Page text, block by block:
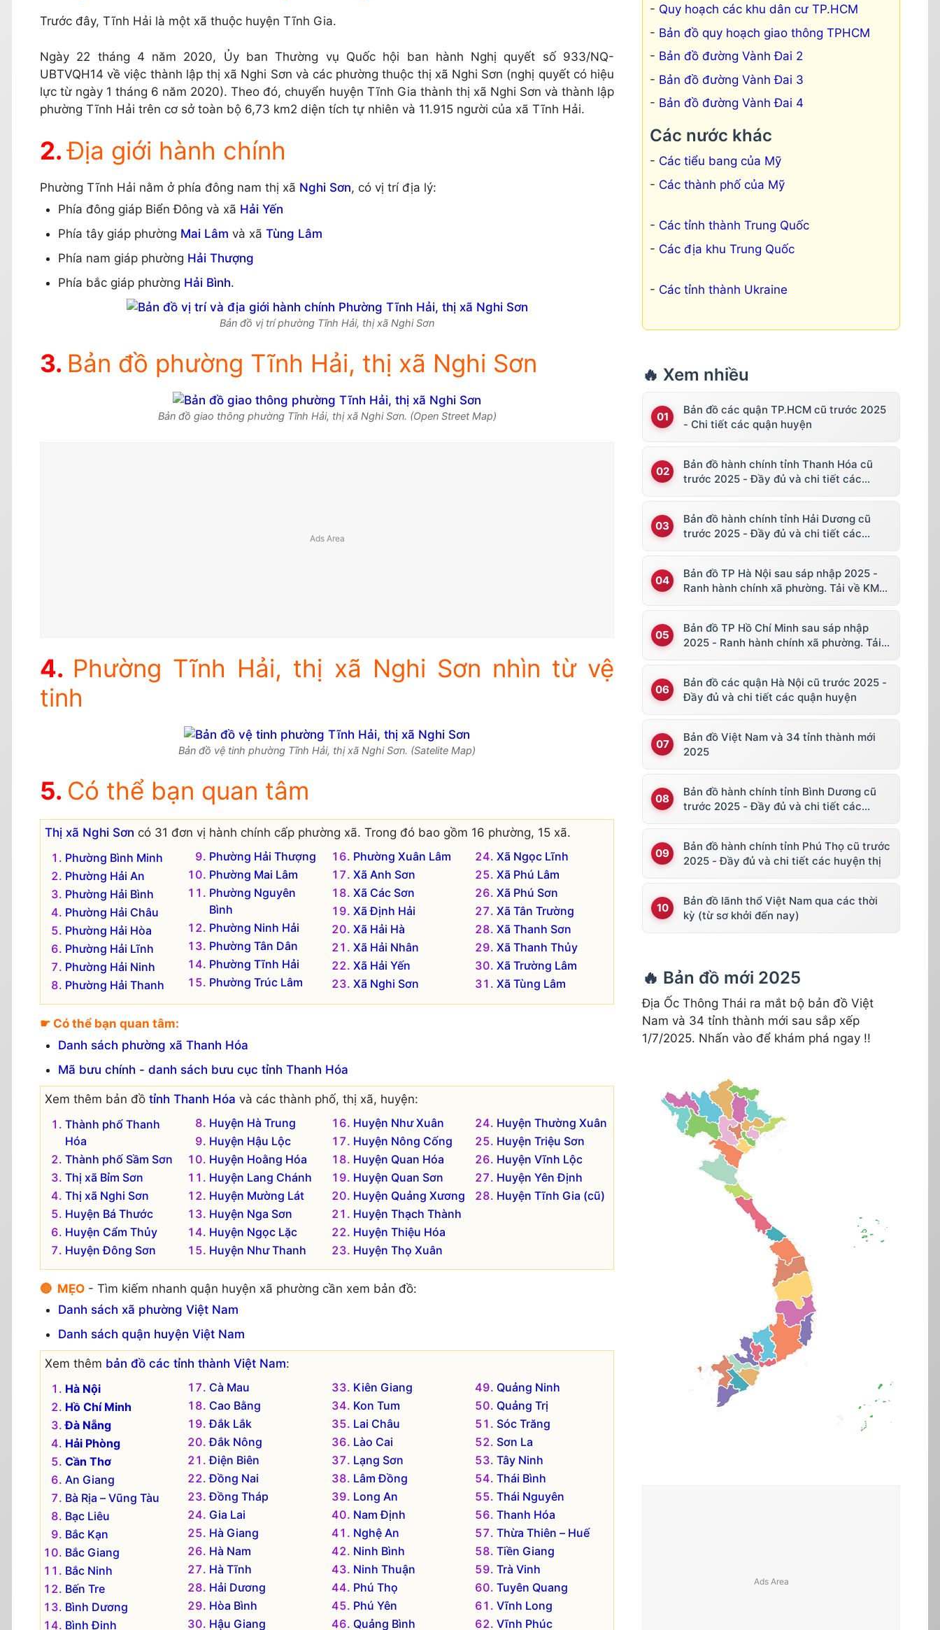
Trước đây, Tĩnh Hải là một xã thuộc huyện Tĩnh Gia.
Ngày 22 tháng 4 năm 2020, Ủy ban Thường vụ Quốc hội ban hành Nghị quyết số 933/NQ-
UBTVQH14 về việc thành lập thị xã Nghi Sơn và các phường thuộc thị xã Nghi Sơn (nghị quyết có hiệu
lực từ ngày 1 tháng 6 năm 2020). Theo đó, chuyển huyện Tĩnh Gia thành thị xã Nghi Sơn và thành lập
phường Tĩnh Hải trên cơ sở toàn bộ 6,73 km2 diện tích tự nhiên và 11.915 người của xã Tĩnh Hải.
Địa giới hành chính
Phường Tĩnh Hải nằm ở phía đông nam thị xã Nghi Sơn, có vị trí địa lý:
Phía đông giáp Biển Đông và xã Hải Yến
Phía tây giáp phường Mai Lâm và xã Tùng Lâm
Phía nam giáp phường Hải Thượng
Phía bắc giáp phường Hải Bình.
Bản đồ vị trí phường Tĩnh Hải, thị xã Nghi Sơn
Bản đồ phường Tĩnh Hải, thị xã Nghi Sơn
Bản đồ giao thông phường Tĩnh Hải, thị xã Nghi Sơn. (Open Street Map)
Phường Tĩnh Hải, thị xã Nghi Sơn nhìn từ vệ
tinh
Bản đồ vệ tinh phường Tĩnh Hải, thị xã Nghi Sơn. (Satelite Map)
Có thể bạn quan tâm
Thị xã Nghi Sơn có 31 đơn vị hành chính cấp phường xã. Trong đó bao gồm 16 phường, 15 xã.
Phường Bình Minh
Phường Hải An
Phường Hải Bình
Phường Hải Châu
Phường Hải Hòa
Phường Hải Lĩnh
Phường Hải Ninh
Phường Hải Thanh
Phường Hải Thượng
Phường Mai Lâm
Phường Nguyên
Bình
Phường Ninh Hải
Phường Tân Dân
Phường Tĩnh Hải
Phường Trúc Lâm
Phường Xuân Lâm
Xã Anh Sơn
Xã Các Sơn
Xã Định Hải
Xã Hải Hà
Xã Hải Nhân
Xã Hải Yến
Xã Nghi Sơn
Xã Ngọc Lĩnh
Xã Phú Lâm
Xã Phú Sơn
Xã Tân Trường
Xã Thanh Sơn
Xã Thanh Thủy
Xã Trường Lâm
Xã Tùng Lâm
☛ Có thể bạn quan tâm:
Danh sách phường xã Thanh Hóa
Mã bưu chính - danh sách bưu cục tỉnh Thanh Hóa
Xem thêm bản đồ tỉnh Thanh Hóa và các thành phố, thị xã, huyện:
Thành phố Thanh
Hóa
Thành phố Sầm Sơn
Thị xã Bỉm Sơn
Thị xã Nghi Sơn
Huyện Bá Thước
Huyện Cẩm Thủy
Huyện Đông Sơn
Huyện Hà Trung
Huyện Hậu Lộc
Huyện Hoằng Hóa
Huyện Lang Chánh
Huyện Mường Lát
Huyện Nga Sơn
Huyện Ngọc Lặc
Huyện Như Thanh
Huyện Như Xuân
Huyện Nông Cống
Huyện Quan Hóa
Huyện Quan Sơn
Huyện Quảng Xương
Huyện Thạch Thành
Huyện Thiệu Hóa
Huyện Thọ Xuân
Huyện Thường Xuân
Huyện Triệu Sơn
Huyện Vĩnh Lộc
Huyện Yên Định
Huyện Tĩnh Gia (cũ)
🔴 MẸO - Tìm kiếm nhanh quận huyện xã phường cần xem bản đồ:
Danh sách xã phường Việt Nam
Danh sách quận huyện Việt Nam
Xem thêm bản đồ các tỉnh thành Việt Nam:
Hà Nội
Hồ Chí Minh
Đà Nẵng
Hải Phòng
Cần Thơ
An Giang
Bà Rịa – Vũng Tàu
Bạc Liêu
Bắc Kạn
Bắc Giang
Bắc Ninh
Bến Tre
Bình Dương
Bình Định
Cà Mau
Cao Bằng
Đắk Lắk
Đắk Nông
Điện Biên
Đồng Nai
Đồng Tháp
Gia Lai
Hà Giang
Hà Nam
Hà Tĩnh
Hải Dương
Hòa Bình
Hậu Giang
Kiên Giang
Kon Tum
Lai Châu
Lào Cai
Lạng Sơn
Lâm Đồng
Long An
Nam Định
Nghệ An
Ninh Bình
Ninh Thuận
Phú Thọ
Phú Yên
Quảng Bình
Quảng Ninh
Quảng Trị
Sóc Trăng
Sơn La
Tây Ninh
Thái Bình
Thái Nguyên
Thanh Hóa
Thừa Thiên – Huế
Tiền Giang
Trà Vinh
Tuyên Quang
Vĩnh Long
Vĩnh Phúc
Quy hoạch các khu dân cư TP.HCM
Bản đồ quy hoạch giao thông TPHCM
Bản đồ đường Vành Đai 2
Bản đồ đường Vành Đai 3
Bản đồ đường Vành Đai 4
Các nước khác
Các tiểu bang của Mỹ
Các thành phố của Mỹ
Các tỉnh thành Trung Quốc
Các địa khu Trung Quốc
Các tỉnh thành Ukraine
🔥 Xem nhiều
Bản đồ các quận TP.HCM cũ trước 2025
- Chi tiết các quận huyện
Bản đồ hành chính tỉnh Thanh Hóa cũ
trước 2025 - Đầy đủ và chi tiết các
Bản đồ hành chính tỉnh Hải Dương cũ
trước 2025 - Đầy đủ và chi tiết các
Bản đồ TP Hà Nội sau sáp nhập 2025 -
Ranh hành chính xã phường. Tải về KML,
Bản đồ TP Hồ Chí Minh sau sáp nhập
2025 - Ranh hành chính xã phường. Tải
Bản đồ các quận Hà Nội cũ trước 2025 -
Đầy đủ và chi tiết các quận huyện
Bản đồ Việt Nam và 34 tỉnh thành mới
2025
Bản đồ hành chính tỉnh Bình Dương cũ
trước 2025 - Đầy đủ và chi tiết các
Bản đồ hành chính tỉnh Phú Thọ cũ trước
2025 - Đầy đủ và chi tiết các huyện thị
Bản đồ lãnh thổ Việt Nam qua các thời
kỳ (từ sơ khởi đến nay)
🔥 Bản đồ mới 2025
Địa Ốc Thông Thái ra mắt bộ bản đồ Việt
Nam và 34 tỉnh thành mới sau sắp xếp
1/7/2025. Nhấn vào để khám phá ngay !!